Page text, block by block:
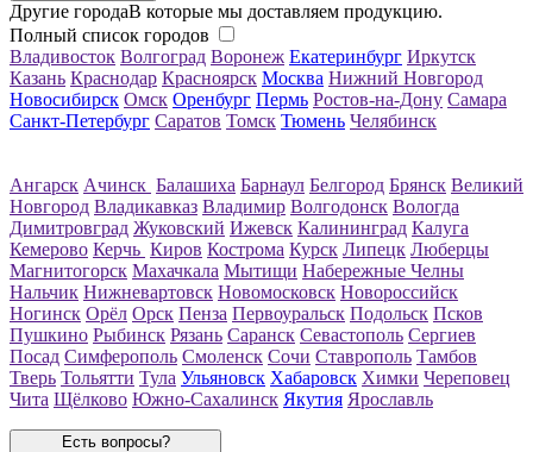
Другие городаВ которые мы доставляем продукцию.
Полный список городов
Владивосток Волгоград Воронеж Екатеринбург Иркутск
Казань Краснодар Красноярск Москва Нижний Новгород
Новосибирск Омск Оренбург Пермь Ростов-на-Дону Самара
Санкт-Петербург Саратов Томск Тюмень Челябинск
Ангарск Ачинск Балашиха Барнаул Белгород Брянск Великий
Новгород Владикавказ Владимир Волгодонск Вологда
Димитровград Жуковский Ижевск Калининград Калуга
Кемерово Керчь Киров Кострома Курск Липецк Люберцы
Магнитогорск Махачкала Мытищи Набережные Челны
Нальчик Нижневартовск Новомосковск Новороссийск
Ногинск Орёл Орск Пенза Первоуральск Подольск Псков
Пушкино Рыбинск Рязань Саранск Севастополь Сергиев
Посад Симферополь Смоленск Сочи Ставрополь Тамбов
Тверь Тольятти Тула Ульяновск Хабаровск Химки Череповец
Чита Щёлково Южно-Сахалинск Якутия Ярославль
Есть вопросы?